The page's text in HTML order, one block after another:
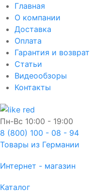
Главная
О компании
Доставка
Оплата
Гарантия и возврат
Статьи
Видеообзоры
Контакты
Пн-Вс 10:00 - 19:00
8 (800) 100 - 08 - 94
Товары из Германии
Интернет - магазин
Каталог